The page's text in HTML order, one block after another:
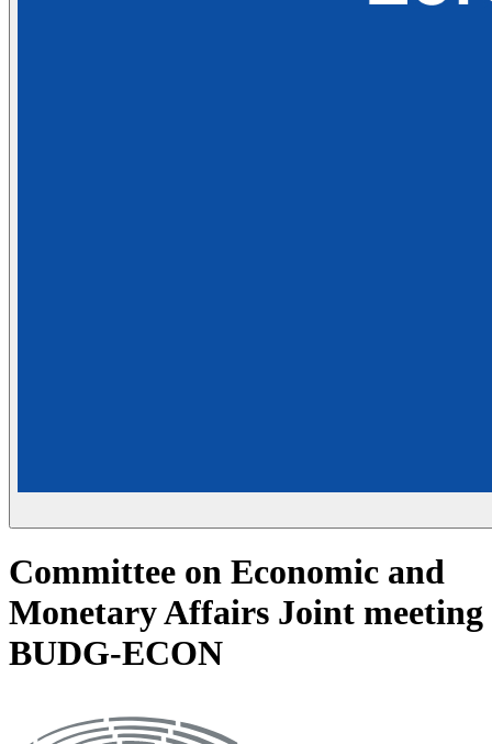
Committee on Economic and
Monetary Affairs Joint meeting
BUDG-ECON